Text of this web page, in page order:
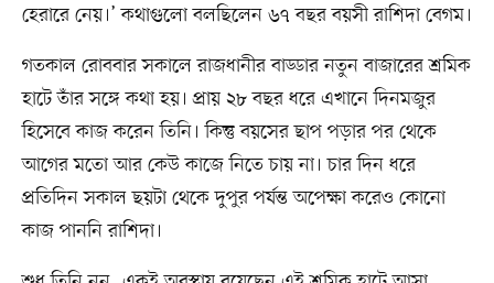
হেরারে নেয়।’ কথাগুলো বলছিলেন ৬৭ বছর বয়সী রাশিদা বেগম।
গতকাল রোববার সকালে রাজধানীর বাড্ডার নতুন বাজারের শ্রমিক
হাটে তাঁর সঙ্গে কথা হয়। প্রায় ২৮ বছর ধরে এখানে দিনমজুর
হিসেবে কাজ করেন তিনি। কিন্তু বয়সের ছাপ পড়ার পর থেকে
আগের মতো আর কেউ কাজে নিতে চায় না। চার দিন ধরে
প্রতিদিন সকাল ছয়টা থেকে দুপুর পর্যন্ত অপেক্ষা করেও কোনো
কাজ পাননি রাশিদা।